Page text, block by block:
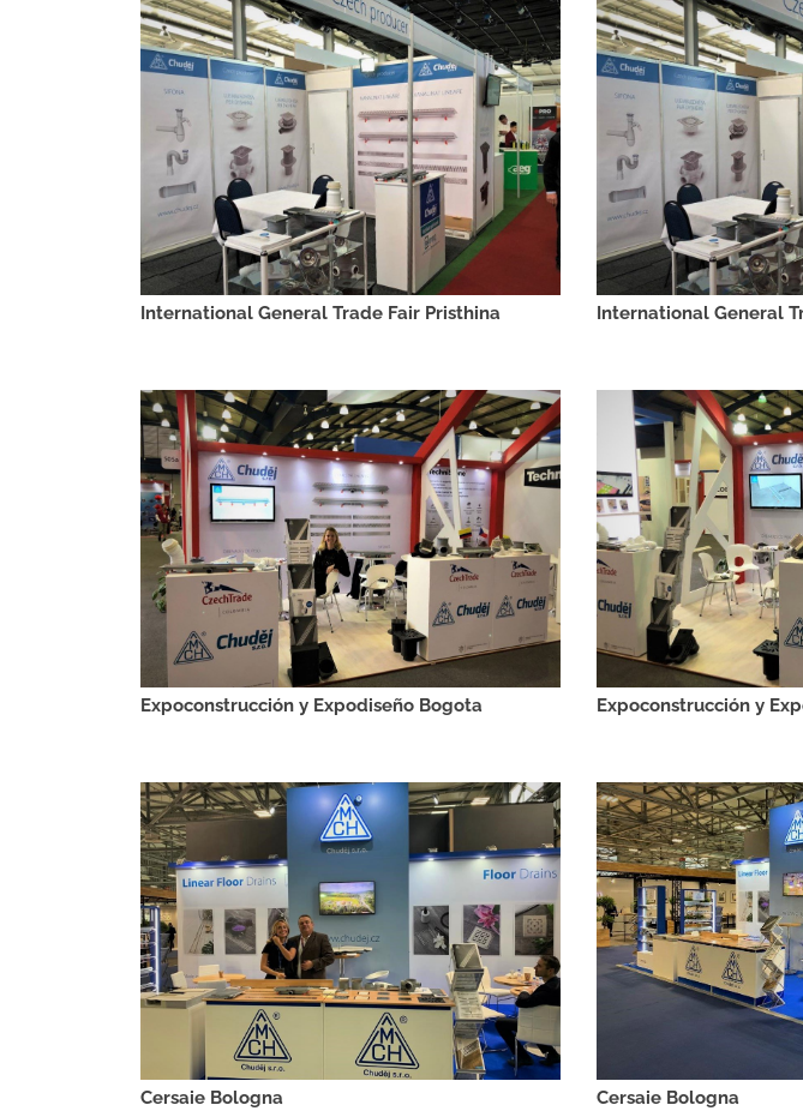
International General Trade Fair Pristhina International General
Expoconstrucción y Expodiseño Bogota Expoconstrucción y
Cersaie Bologna Cersaie Bologna